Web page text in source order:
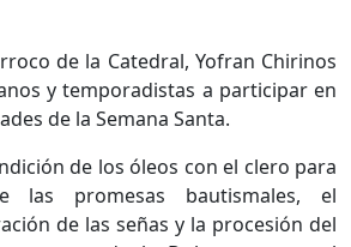
de la Catedral, Yofran Chirinos
y temporadistas a participar en
de la Semana Santa.
de los óleos con el clero para
las promesas bautismales, el
de las señas y la procesión del